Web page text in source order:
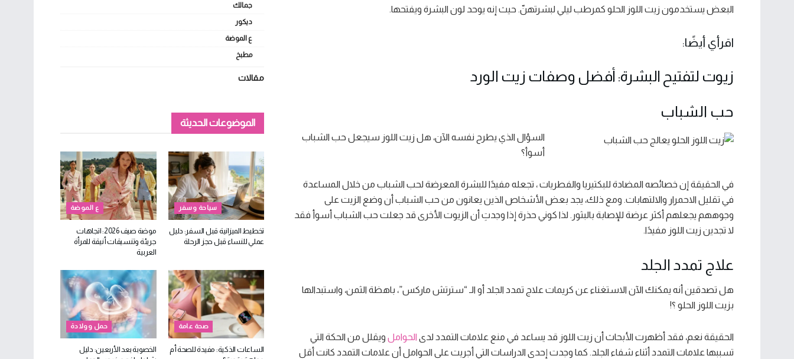
البعض يستخدمون زيت اللوز الحلو كمرطب ليلي لبشرتهنّ. حيث إنه يوحد لون البشرة ويفتحها.
اقرأي أيضًا:
زيوت لتفتيح البشرة: أفضل وصفات زيت الورد
حب الشباب
السؤال الذي يطرح نفسه الآن، هل زيت اللوز سيجعل حب الشباب
أسوأ؟
في الحقيقة إن خصائصه المضادة للبكتيريا والفطريات ، تجعله مفيدًا للبشرة المعرضة لحب الشباب من خلال المساعدة
في تقليل الاحمرار والالتهابات. ومع ذلك، يجد بعض الأشخاص الذين يعانون من حب الشباب أن وضع الزيت على
وجوههم يجعلهم أكثر عرضة للإصابة بالبثور. لذا كوني حذرة إذا وجدتِ أن الزيوت الأخرى قد جعلت حب الشباب أسوأ فقد
لا تجدين زيت اللوز مفيدًا.
علاج تمدد الجلد
هل تصدقين أنه يمكنك الآن الاستغناء عن كريمات علاج تمدد الجلد أو الـ “سترتش ماركس”، باهظة الثمن، واستبدالها
بزيت اللوز الحلو ؟!
الحقيقة نعم، فقد أظهرت الأبحاث أن زيت اللوز قد يساعد في منع علامات التمدد لدى الحوامل ويقلل من الحكة التي
تسببها علامات التمدد أثناء شفاء الجلد. كما وجدت إحدى الدراسات التي أجريت على الحوامل أن علامات التمدد كانت أقل
جمالك
ديكور
ع الموضة
مطبخ
مقالات
الموضوعات الحديثة
سياحة وسفر
تخطيط الميزانية قبل السفر: دليل
عملي للنساء قبل حجز الرحلة
ع الموضة
موضة صيف 2026: اتجاهات
جريئة وتنسيقات أنيقة للمرأة
العربية
صحة عامة
الساعات الذكية: مفيدة للصحة أم
حمل وولادة
الخصوبة بعد الأربعين: دليل